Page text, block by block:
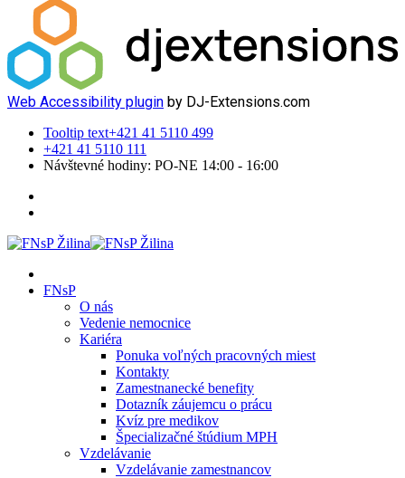
Web Accessibility plugin by DJ-Extensions.com
Tooltip text+421 41 5110 499
+421 41 5110 111
Návštevné hodiny: PO-NE 14:00 - 16:00
FNsP
O nás
Vedenie nemocnice
Kariéra
Ponuka voľných pracovných miest
Kontakty
Zamestnanecké benefity
Dotazník záujemcu o prácu
Kvíz pre medikov
Špecializačné štúdium MPH
Vzdelávanie
Vzdelávanie zamestnancov